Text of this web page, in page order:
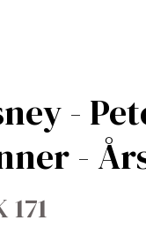
-
-
171